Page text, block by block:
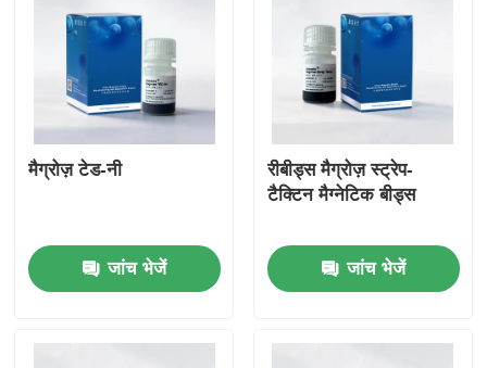
मैग्रोज़ टेड-नी
जांच भेजें
रीबीड्स मैग्रोज़ स्ट्रेप-
टैक्टिन मैग्नेटिक बीड्स
जांच भेजें